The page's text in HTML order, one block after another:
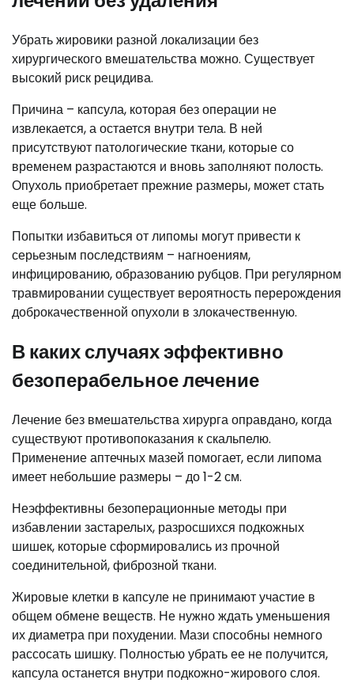
Убрать жировики разной локализации без
хирургического вмешательства можно. Существует
высокий риск рецидива.
Причина – капсула, которая без операции не
извлекается, а остается внутри тела. В ней
присутствуют патологические ткани, которые со
временем разрастаются и вновь заполняют полость.
Опухоль приобретает прежние размеры, может стать
еще больше.
Попытки избавиться от липомы могут привести к
серьезным последствиям – нагноениям,
инфицированию, образованию рубцов. При регулярном
травмировании существует вероятность перерождения
доброкачественной опухоли в злокачественную.
В каких случаях эффективно
безоперабельное лечение
Лечение без вмешательства хирурга оправдано, когда
существуют противопоказания к скальпелю.
Применение аптечных мазей помогает, если липома
имеет небольшие размеры – до 1-2 см.
Неэффективны безоперационные методы при
избавлении застарелых, разросшихся подкожных
шишек, которые сформировались из прочной
соединительной, фиброзной ткани.
Жировые клетки в капсуле не принимают участие в
общем обмене веществ. Не нужно ждать уменьшения
их диаметра при похудении. Мази способны немного
рассосать шишку. Полностью убрать ее не получится,
капсула останется внутри подкожно-жирового слоя.